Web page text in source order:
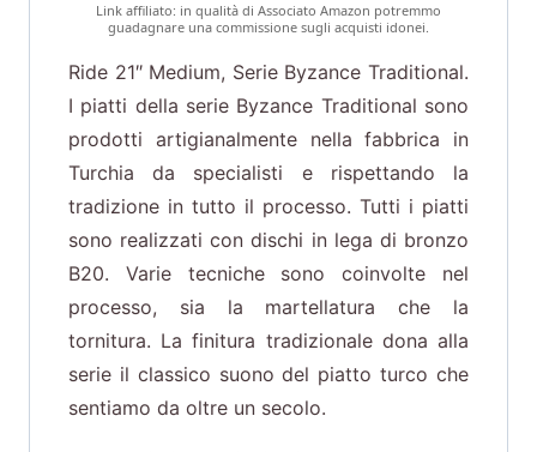
Link affiliato: in qualità di Associato Amazon potremmo
guadagnare una commissione sugli acquisti idonei.
Ride 21″ Medium, Serie Byzance Traditional.
I piatti della serie Byzance Traditional sono
prodotti artigianalmente nella fabbrica in
Turchia da specialisti e rispettando la
tradizione in tutto il processo. Tutti i piatti
sono realizzati con dischi in lega di bronzo
B20. Varie tecniche sono coinvolte nel
processo, sia la martellatura che la
tornitura. La finitura tradizionale dona alla
serie il classico suono del piatto turco che
sentiamo da oltre un secolo.